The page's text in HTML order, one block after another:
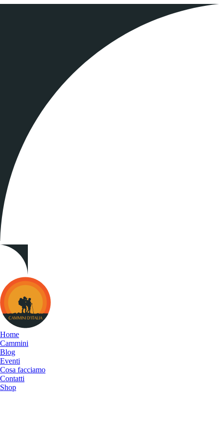
Cammini
d&#039;Italia
Home
Cammini
Blog
Eventi
Cosa facciamo
Contatti
Shop